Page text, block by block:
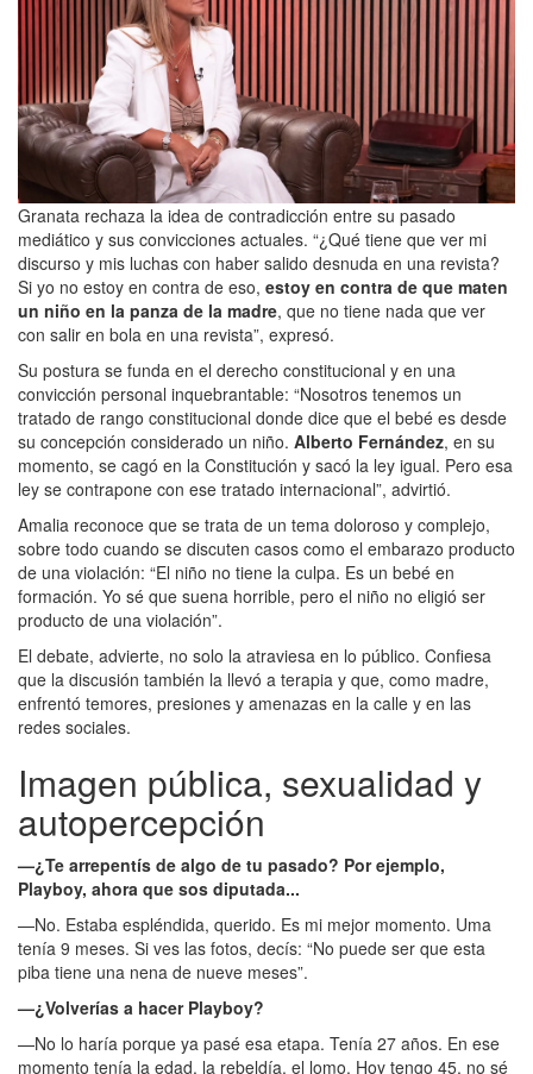
Granata rechaza la idea de contradicción entre su pasado
mediático y sus convicciones actuales. “¿Qué tiene que ver mi
discurso y mis luchas con haber salido desnuda en una revista?
Si yo no estoy en contra de eso, estoy en contra de que maten
un niño en la panza de la madre, que no tiene nada que ver
con salir en bola en una revista”, expresó.
Su postura se funda en el derecho constitucional y en una
convicción personal inquebrantable: “Nosotros tenemos un
tratado de rango constitucional donde dice que el bebé es desde
su concepción considerado un niño. Alberto Fernández, en su
momento, se cagó en la Constitución y sacó la ley igual. Pero esa
ley se contrapone con ese tratado internacional”, advirtió.
Amalia reconoce que se trata de un tema doloroso y complejo,
sobre todo cuando se discuten casos como el embarazo producto
de una violación: “El niño no tiene la culpa. Es un bebé en
formación. Yo sé que suena horrible, pero el niño no eligió ser
producto de una violación”.
El debate, advierte, no solo la atraviesa en lo público. Confiesa
que la discusión también la llevó a terapia y que, como madre,
enfrentó temores, presiones y amenazas en la calle y en las
redes sociales.
Imagen pública, sexualidad y
autopercepción
—¿Te arrepentís de algo de tu pasado? Por ejemplo,
Playboy, ahora que sos diputada...
—No. Estaba espléndida, querido. Es mi mejor momento. Uma
tenía 9 meses. Si ves las fotos, decís: “No puede ser que esta
piba tiene una nena de nueve meses”.
—¿Volverías a hacer Playboy?
—No lo haría porque ya pasé esa etapa. Tenía 27 años. En ese
momento tenía la edad, la rebeldía, el lomo. Hoy tengo 45, no sé